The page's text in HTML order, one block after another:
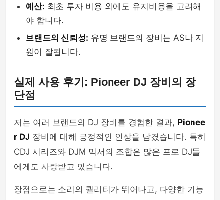
예산: 최초 투자 비용 외에도 유지비용을 고려해
야 합니다.
브랜드의 신뢰성: 유명 브랜드의 장비는 AS나 지
원이 잘됩니다.
실제 사용 후기: Pioneer DJ 장비의 장
단점
저는 여러 브랜드의 DJ 장비를 경험한 결과, Pionee
r DJ 장비에 대해 긍정적인 인상을 남겼습니다. 특히
CDJ 시리즈와 DJM 믹서의 조합은 많은 프로 DJ들
에게도 사랑받고 있습니다.
장점으로는 소리의 퀄리티가 뛰어나고, 다양한 기능